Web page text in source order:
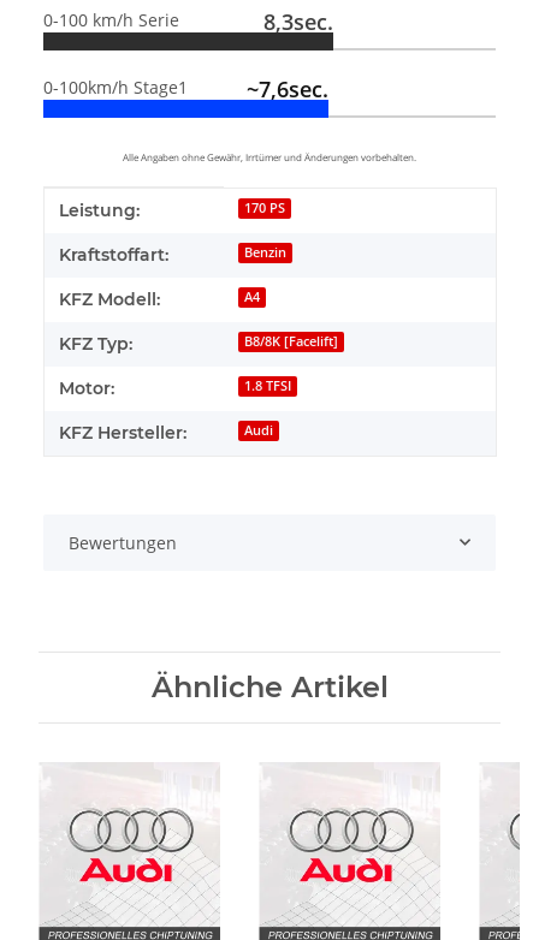
0-100 km/h Serie 8,3sec.
0-100km/h Stage1 ~7,6sec.
Alle Angaben ohne Gewähr, Irrtümer und Änderungen vorbehalten.
Produkteigenschaft
Wert
Leistung: 170 PS
Kraftstoffart: Benzin
KFZ Modell: A4
KFZ Typ: B8/8K [Facelift]
Motor: 1.8 TFSI
KFZ Hersteller: Audi
Bewertungen
Ähnliche Artikel